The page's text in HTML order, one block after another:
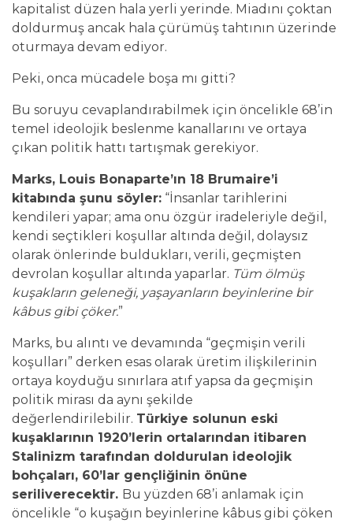
kapitalist düzen hala yerli yerinde. Miadını çoktan
doldurmuş ancak hala çürümüş tahtının üzerinde
oturmaya devam ediyor.
Peki, onca mücadele boşa mı gitti?
Bu soruyu cevaplandırabilmek için öncelikle 68’in
temel ideolojik beslenme kanallarını ve ortaya
çıkan politik hattı tartışmak gerekiyor.
Marks, Louis Bonaparte’ın 18 Brumaire’i
kitabında şunu söyler: “İnsanlar tarihlerini
kendileri yapar; ama onu özgür iradeleriyle değil,
kendi seçtikleri koşullar altında değil, dolaysız
olarak önlerinde buldukları, verili, geçmişten
devrolan koşullar altında yaparlar. Tüm ölmüş
kuşakların geleneği, yaşayanların beyinlerine bir
kâbus gibi çöker.”
Marks, bu alıntı ve devamında “geçmişin verili
koşulları” derken esas olarak üretim ilişkilerinin
ortaya koyduğu sınırlara atıf yapsa da geçmişin
politik mirası da aynı şekilde
değerlendirilebilir. Türkiye solunun eski
kuşaklarının 1920’lerin ortalarından itibaren
Stalinizm tarafından doldurulan ideolojik
bohçaları, 60’lar gençliğinin önüne
seriliverecektir. Bu yüzden 68’i anlamak için
öncelikle “o kuşağın beyinlerine kâbus gibi çöken